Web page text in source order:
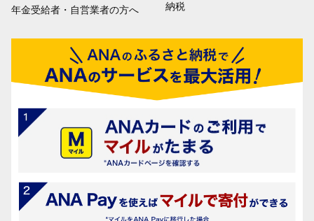
年金受給者・自営業者の方へ
納税